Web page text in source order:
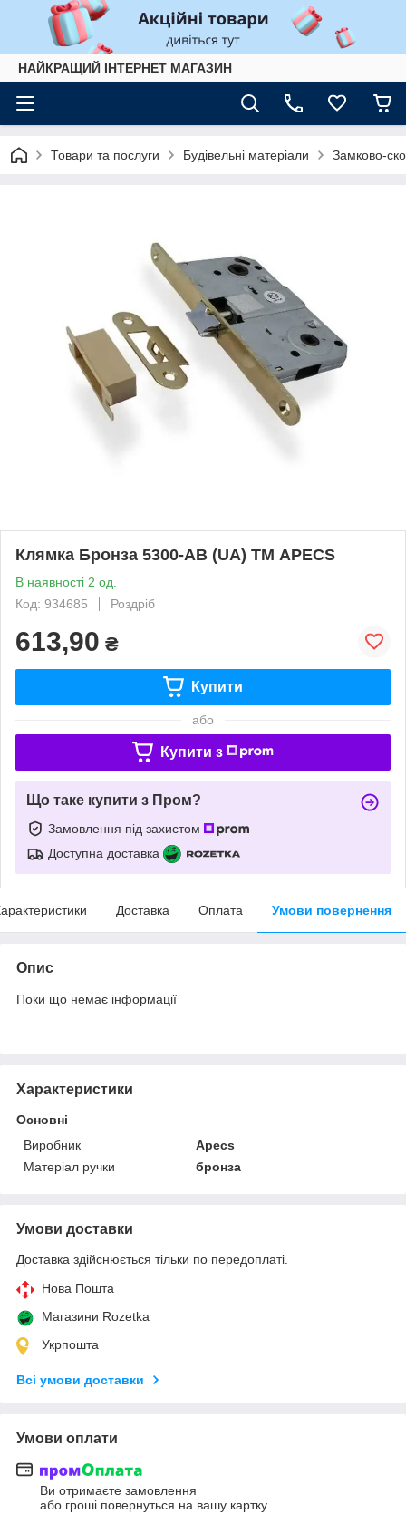
НАЙКРАЩИЙ ІНТЕРНЕТ МАГАЗИН
Товари та послуги Будівельні матеріали Замково-
Клямка Бронза 5300-AB (UA) ТМ APECS
В наявності 2 од.
Код: 934685
Роздріб
613,90 ₴
Купити
або
Купити з
Що таке купити з Пром?
Замовлення під захистом
Доступна доставка
Доставка Оплата Умови повернення
Опис
Поки що немає інформації
Характеристики
Основні
Виробник
Apecs
Матеріал ручки
бронза
Умови доставки
Доставка здійснюється тільки по передоплаті.
Нова Пошта
Магазини Rozetka
Укрпошта
Всі умови доставки
Умови оплати
Ви отримаєте замовлення
або гроші повернуться на вашу картку